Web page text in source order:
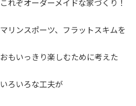
これぞオーダーメイドな家づくり！
マリンスポーツ、フラットスキムを
おもいっきり楽しむために考えた
いろいろな工夫が